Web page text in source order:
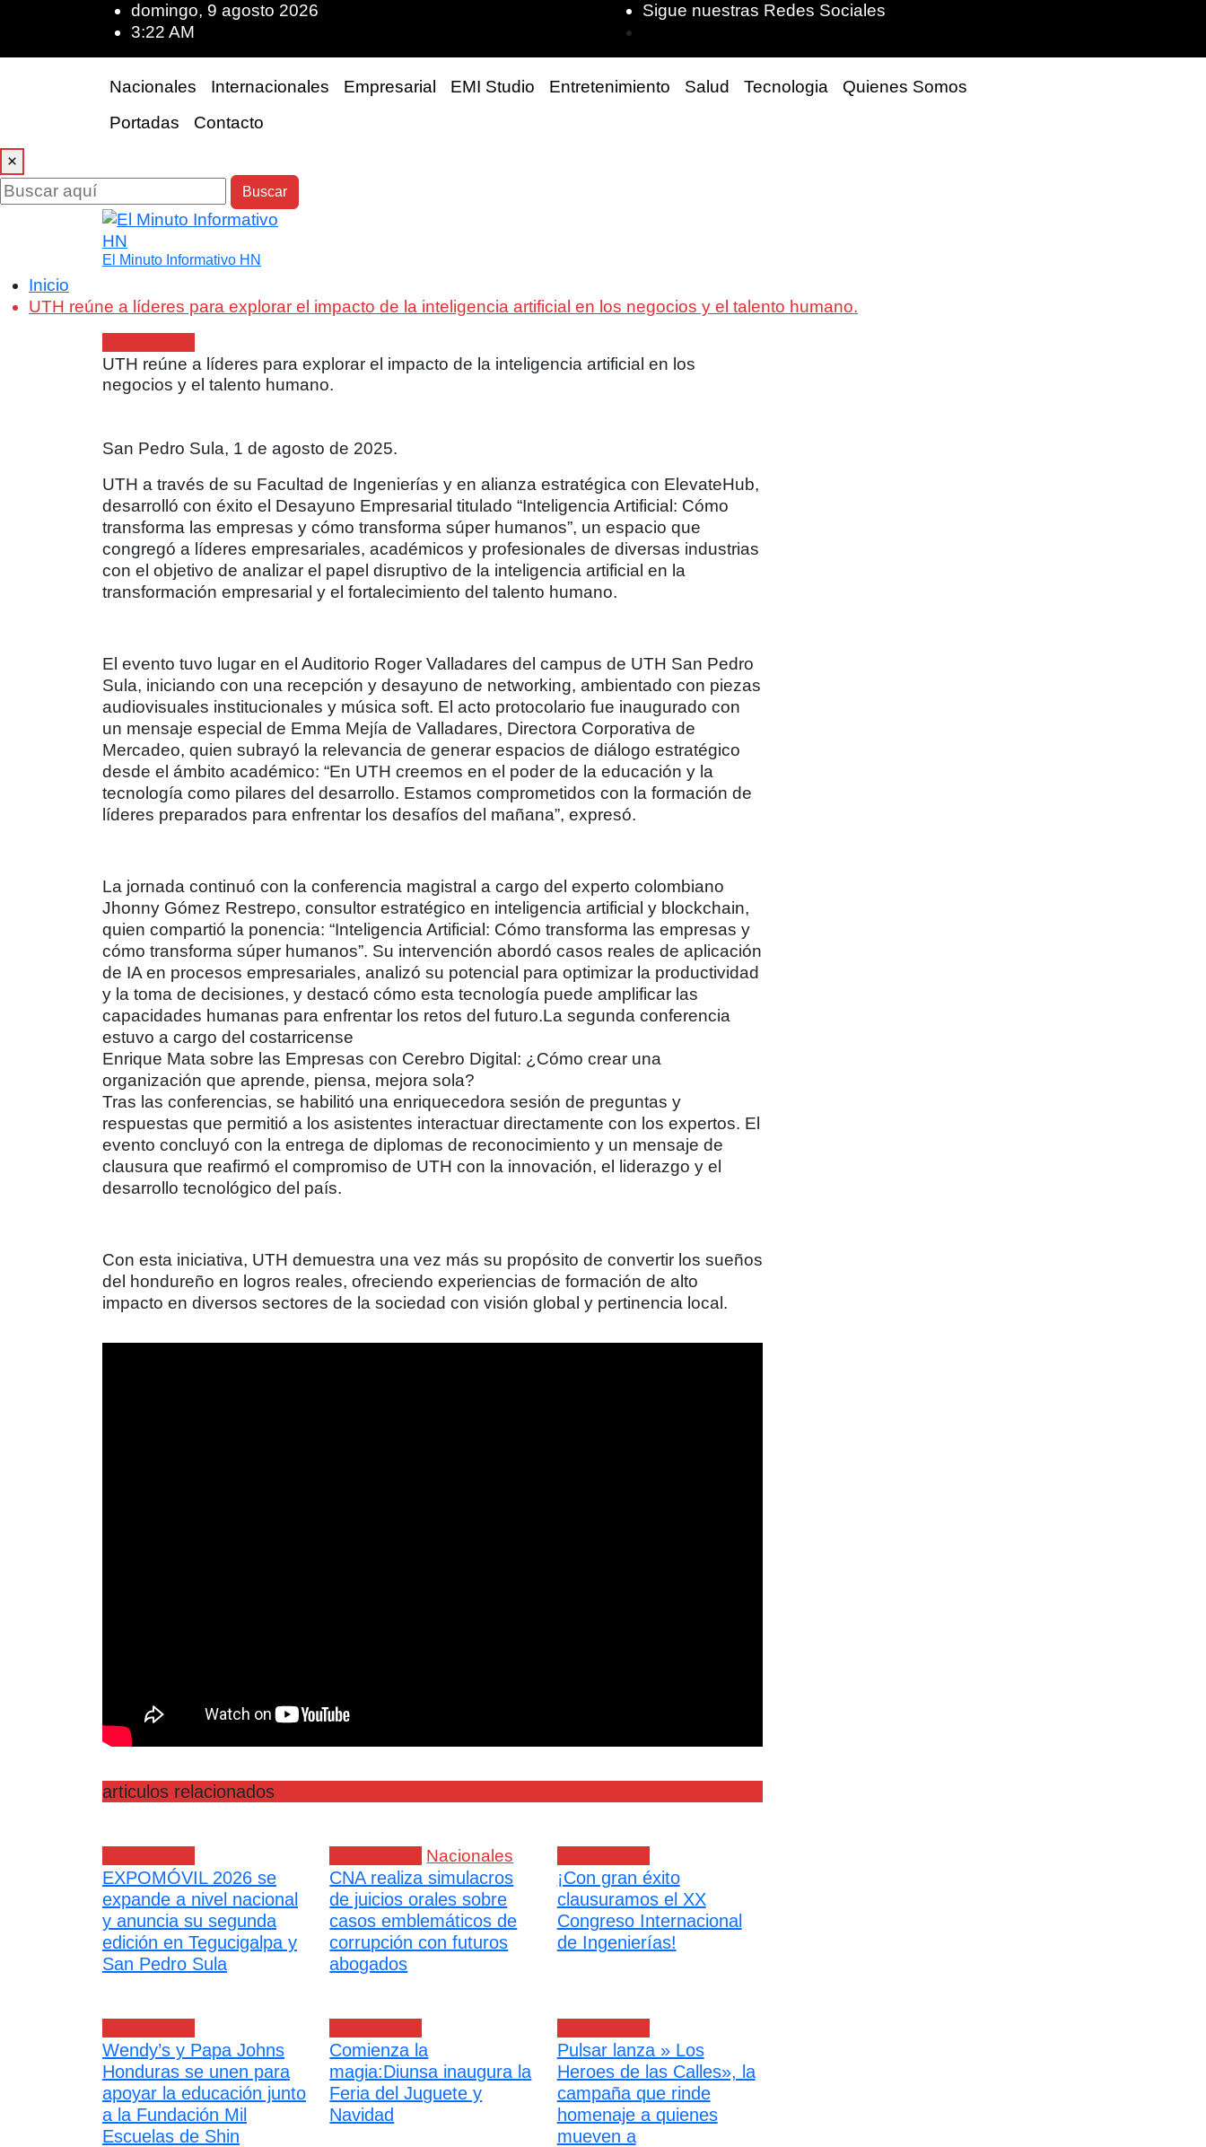
domingo, 9 agosto 2026
3:22 AM
Sigue nuestras Redes Sociales
Nacionales Internacionales Empresarial EMI Studio Entretenimiento Salud Tecnologia
Quienes Somos
Portadas
Contacto
×
Buscar
El Minuto Informativo HN
Inicio
UTH reúne a líderes para explorar el impacto de la inteligencia artificial en los negocios y el talento humano.
UTH reúne a líderes para explorar el impacto de la inteligencia artificial en los
negocios y el talento humano.
San Pedro Sula, 1 de agosto de 2025.
UTH a través de su Facultad de Ingenierías y en alianza estratégica con ElevateHub,
desarrolló con éxito el Desayuno Empresarial titulado “Inteligencia Artificial: Cómo
transforma las empresas y cómo transforma súper humanos”, un espacio que
congregó a líderes empresariales, académicos y profesionales de diversas industrias
con el objetivo de analizar el papel disruptivo de la inteligencia artificial en la
transformación empresarial y el fortalecimiento del talento humano.
El evento tuvo lugar en el Auditorio Roger Valladares del campus de UTH San Pedro
Sula, iniciando con una recepción y desayuno de networking, ambientado con piezas
audiovisuales institucionales y música soft. El acto protocolario fue inaugurado con
un mensaje especial de Emma Mejía de Valladares, Directora Corporativa de
Mercadeo, quien subrayó la relevancia de generar espacios de diálogo estratégico
desde el ámbito académico: “En UTH creemos en el poder de la educación y la
tecnología como pilares del desarrollo. Estamos comprometidos con la formación de
líderes preparados para enfrentar los desafíos del mañana”, expresó.
La jornada continuó con la conferencia magistral a cargo del experto colombiano
Jhonny Gómez Restrepo, consultor estratégico en inteligencia artificial y blockchain,
quien compartió la ponencia: “Inteligencia Artificial: Cómo transforma las empresas y
cómo transforma súper humanos”. Su intervención abordó casos reales de aplicación
de IA en procesos empresariales, analizó su potencial para optimizar la productividad
y la toma de decisiones, y destacó cómo esta tecnología puede amplificar las
capacidades humanas para enfrentar los retos del futuro.La segunda conferencia
estuvo a cargo del costarricense
Enrique Mata sobre las Empresas con Cerebro Digital: ¿Cómo crear una
organización que aprende, piensa, mejora sola?
Tras las conferencias, se habilitó una enriquecedora sesión de preguntas y
respuestas que permitió a los asistentes interactuar directamente con los expertos. El
evento concluyó con la entrega de diplomas de reconocimiento y un mensaje de
clausura que reafirmó el compromiso de UTH con la innovación, el liderazgo y el
desarrollo tecnológico del país.
Con esta iniciativa, UTH demuestra una vez más su propósito de convertir los sueños
del hondureño en logros reales, ofreciendo experiencias de formación de alto
impacto en diversos sectores de la sociedad con visión global y pertinencia local.
articulos relacionados
EXPOMÓVIL 2026 se
expande a nivel nacional
y anuncia su segunda
edición en Tegucigalpa y
San Pedro Sula
Nacionales
CNA realiza simulacros
de juicios orales sobre
casos emblemáticos de
corrupción con futuros
abogados
¡Con gran éxito
clausuramos el XX
Congreso Internacional
de Ingenierías!
Wendy’s y Papa Johns
Honduras se unen para
apoyar la educación junto
a la Fundación Mil
Escuelas de Shin
Comienza la
magia:Diunsa inaugura la
Feria del Juguete y
Navidad
Pulsar lanza » Los
Heroes de las Calles», la
campaña que rinde
homenaje a quienes
mueven a